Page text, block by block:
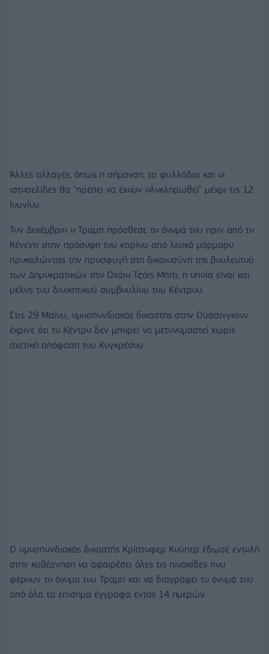
Άλλες αλλαγές, όπως η σήμανση, τα φυλλάδια και οι
ιστοσελίδες θα "πρέπει να έχουν ολοκληρωθεί" μέχρι τις 12
Ιουνίου.
Τον Δεκέμβριο ο Τραμπ πρόσθεσε το όνομά του πριν από το
Κένεντι στην πρόσοψη του κτιρίου από λευκό μάρμαρο
προκαλώντας την προσφυγή στη δικαιοσύνη της βουλευτού
των Δημοκρατικών στο Οχάιο Τζόις Μπίτι, η οποία είναι και
μέλος του διοικητικού συμβουλίου του Κέντρου.
Στις 29 Μαΐου, ομοσπονδιακός δικαστής στην Ουάσινγκτον
έκρινε ότι το Κέντρο δεν μπορεί να μετονομαστεί χωρίς
σχετική απόφαση του Κογκρέσου.
Ο ομοσπονδιακός δικαστής Κρίστοφερ Κούπερ έδωσε εντολή
στην κυβέρνηση να αφαιρέσει όλες τις πινακίδες που
φέρουν το όνομα του Τραμπ και να διαγράψει το όνομά του
από όλα τα επίσημα έγγραφα εντός 14 ημερών.